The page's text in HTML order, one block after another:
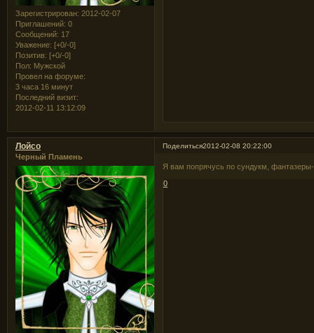
Зарегистрирован: 2012-02-07
Приглашений: 0
Сообщений: 17
Уважение: [+0/-0]
Позитив: [+0/-0]
Пол: Мужской
Провел на форуме:
3 часа 16 минут
Последний визит:
2012-02-11 13:12:09
Поделиться2012-02-08 20:22:00
Лойсо
Черный Пламень
Я вам попрячусь по сундукм, фантазеры-
0